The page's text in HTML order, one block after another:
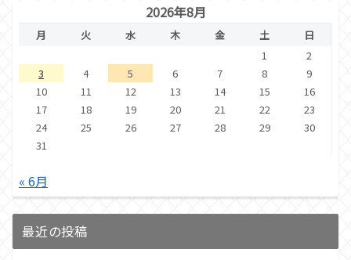
2026年8月
月 火 水 木 金 土
日
1
2
3
4 5 6 7 8
9
10
11 12 13 14 15
16
17
18 19 20 21 22
23
24
25 26 27 28 29
30
31
« 6月
最近の投稿